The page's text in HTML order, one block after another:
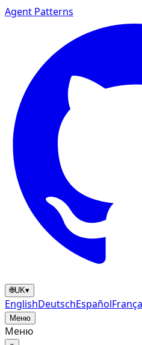
Agent Patterns
🌐UK▾
EnglishDeutschEspañol
Меню
Меню